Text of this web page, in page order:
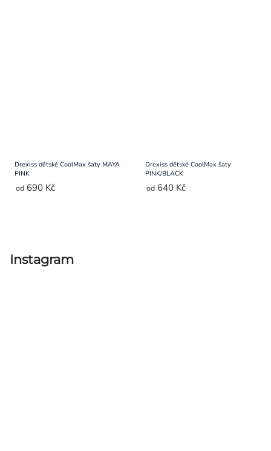
Drexiss dětské CoolMax šaty MAYA
PINK
od 690 Kč
Drexiss dětské CoolMax šaty
PINK/BLACK
od 640 Kč
výpisu
Instagram